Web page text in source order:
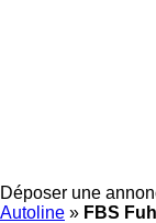
Déposer une
Autoline » FBS